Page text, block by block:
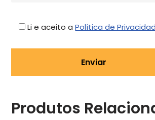
Li e aceito aPolítica de
Produtos